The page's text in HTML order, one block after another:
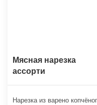
Мясная нарезка
ассорти
Нарезка из варено